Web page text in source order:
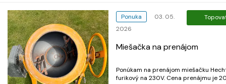
Ponuka
03. 05.
2026
Miešačka na prenájom
Ponúkam na prenájom miešačku
furikový na 230V. Cena prenájmu je